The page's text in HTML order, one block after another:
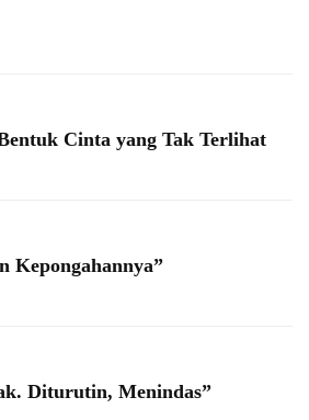
Cinta yang Tak Terlihat
Kepongahannya”
Diturutin, Menindas”